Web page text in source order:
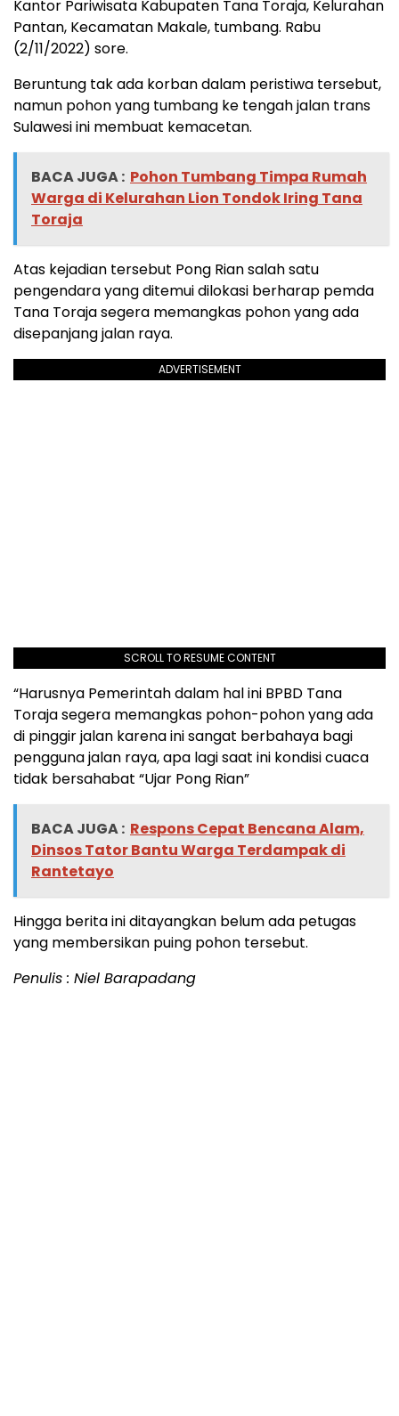
Kantor Pariwisata Kabupaten Tana Toraja, Kelurahan
Pantan, Kecamatan Makale, tumbang. Rabu
(2/11/2022) sore.
Beruntung tak ada korban dalam peristiwa tersebut,
namun pohon yang tumbang ke tengah jalan trans
Sulawesi ini membuat kemacetan.
BACA JUGA : Pohon Tumbang Timpa Rumah
Warga di Kelurahan Lion Tondok Iring Tana
Toraja
Atas kejadian tersebut Pong Rian salah satu
pengendara yang ditemui dilokasi berharap pemda
Tana Toraja segera memangkas pohon yang ada
disepanjang jalan raya.
ADVERTISEMENT
SCROLL TO RESUME CONTENT
“Harusnya Pemerintah dalam hal ini BPBD Tana
Toraja segera memangkas pohon-pohon yang ada
di pinggir jalan karena ini sangat berbahaya bagi
pengguna jalan raya, apa lagi saat ini kondisi cuaca
tidak bersahabat “Ujar Pong Rian”
BACA JUGA : Respons Cepat Bencana Alam,
Dinsos Tator Bantu Warga Terdampak di
Rantetayo
Hingga berita ini ditayangkan belum ada petugas
yang membersikan puing pohon tersebut.
Penulis : Niel Barapadang